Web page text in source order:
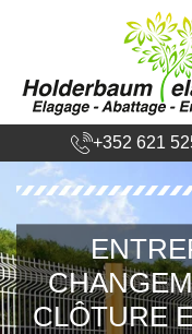
+352 621
CLÔTURE